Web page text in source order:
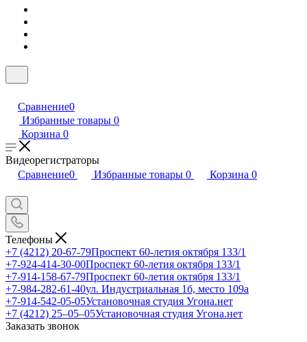
Сравнение0
Избранные товары 0
Корзина 0
Видеорегистраторы
Сравнение0 Избранные товары 0 Корзина 0
Телефоны
+7 (4212) 20-67-79Проспект 60-летия октября 133/1
+7-924-414-30-00Проспект 60-летия октября 133/1
+7-914-158-67-79Проспект 60-летия октября 133/1
+7-984-282-61-40ул. Индустриальная 1б, место 109а
+7-914-542-05-05Установочная студия Угона.нет
+7 (4212) 25‒05‒05Установочная студия Угона.нет
Заказать звонок